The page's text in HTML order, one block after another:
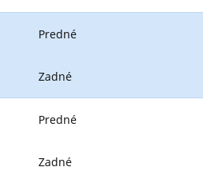
Predné
Zadné
Predné
Zadné